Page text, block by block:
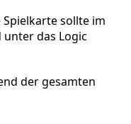
sollte im
das Logic
der gesamten